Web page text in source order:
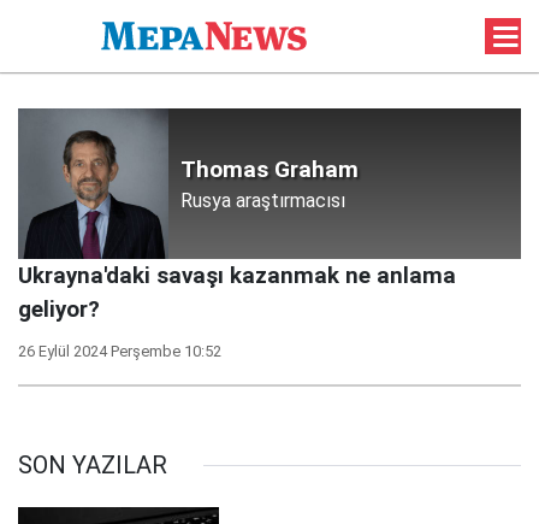
Thomas Graham
Rusya araştırmacısı
Ukrayna'daki savaşı kazanmak ne anlama
geliyor?
26 Eylül 2024 Perşembe 10:52
SON YAZILAR